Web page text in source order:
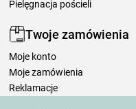
Pielęgnacja pościeli
Twoje zamówienia
Moje konto
Moje zamówienia
Reklamacje